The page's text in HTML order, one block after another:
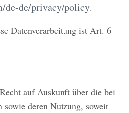
de-de/privacy/policy.
Datenverarbeitung ist Art. 6
auf Auskunft über die bei
sowie deren Nutzung, soweit